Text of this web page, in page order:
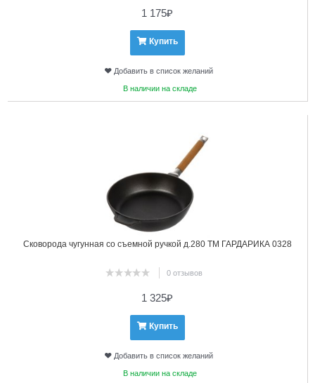
1 175₽
Купить
Добавить в список желаний
В наличии на складе
Сковорода чугунная со съемной ручкой д.280 ТМ ГАРДАРИКА 0328
0 отзывов
1 325₽
Купить
Добавить в список желаний
В наличии на складе